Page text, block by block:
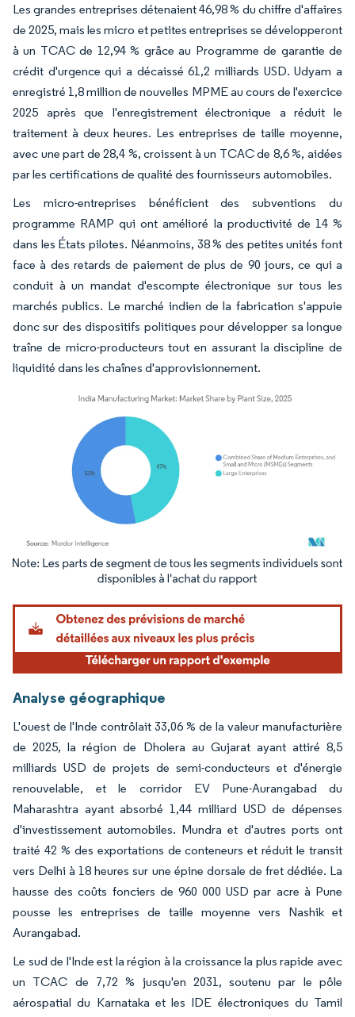
Les grandes entreprises détenaient 46,98 % du chiffre d'affaires
de 2025, mais les micro et petites entreprises se développeront
à un TCAC de 12,94 % grâce au Programme de garantie de
crédit d'urgence qui a décaissé 61,2 milliards USD. Udyam a
enregistré 1,8 million de nouvelles MPME au cours de l'exercice
2025 après que l'enregistrement électronique a réduit le
traitement à deux heures. Les entreprises de taille moyenne,
avec une part de 28,4 %, croissent à un TCAC de 8,6 %, aidées
par les certifications de qualité des fournisseurs automobiles.
Les micro-entreprises bénéficient des subventions du
programme RAMP qui ont amélioré la productivité de 14 %
dans les États pilotes. Néanmoins, 38 % des petites unités font
face à des retards de paiement de plus de 90 jours, ce qui a
conduit à un mandat d'escompte électronique sur tous les
marchés publics. Le marché indien de la fabrication s'appuie
donc sur des dispositifs politiques pour développer sa longue
traîne de micro-producteurs tout en assurant la discipline de
liquidité dans les chaînes d'approvisionnement.
Image © Mordor Intelligence. La réutilisation nécessite une attribution sous CC BY
Analyse géographique
L'ouest de l'Inde contrôlait 33,06 % de la valeur manufacturière
de 2025, la région de Dholera au Gujarat ayant attiré 8,5
milliards USD de projets de semi-conducteurs et d'énergie
renouvelable, et le corridor EV Pune-Aurangabad du
Maharashtra ayant absorbé 1,44 milliard USD de dépenses
d'investissement automobiles. Mundra et d'autres ports ont
traité 42 % des exportations de conteneurs et réduit le transit
vers Delhi à 18 heures sur une épine dorsale de fret dédiée. La
hausse des coûts fonciers de 960 000 USD par acre à Pune
pousse les entreprises de taille moyenne vers Nashik et
Aurangabad.
Le sud de l'Inde est la région à la croissance la plus rapide avec
un TCAC de 7,72 % jusqu'en 2031, soutenu par le pôle
aérospatial du Karnataka et les IDE électroniques du Tamil